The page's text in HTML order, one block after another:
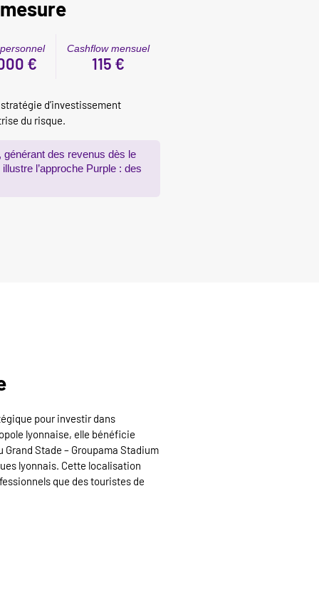
€
Cashflow mensuel
115 €
d’investissement
du risque.
des revenus dès le
l’approche Purple : des
pour investir dans
lyonnaise, elle bénéficie
Stade – Groupama Stadium
lyonnais. Cette localisation
que des touristes de